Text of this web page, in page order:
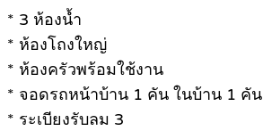
* 3 ห้องน้ำ
* ห้องโถงใหญ่
* ห้องครัวพร้อมใช้งาน
* จอดรถหน้าบ้าน 1 คัน ในบ้าน 1 คัน
* ระเบียงรับลม 3